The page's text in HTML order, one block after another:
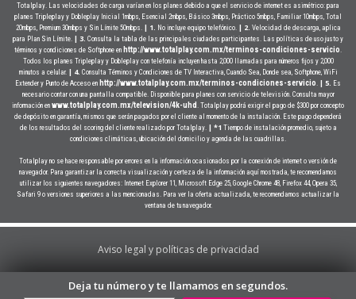
Totalplay. Las velocidades de carga varían en los planes debido a que el servicio de internet es asimétrico: para
planes Tripleplay y Dobleplay Inicial 1mbps, Esencial 2mbps, Básico 3mbps, Práctico 5mbps, Familiar 10mbps, Total
20mbps, Premium 30mbps y Sin Límite 50mbps. | 1. No incluye equipo telefónico. | 2. Velocidad de descarga, aplica
para Plan Sin Límite. | 3. Consulta la tabla de las principales ciudades participantes. Las políticas de uso justo y
términos y condiciones de Softphone en http://www.totalplay.com.mx/terminos-condiciones-servicio
Todos los planes Tripleplay y Dobleplay con telefonía incluyen hasta 2,000 llamadas para números fijos y 2,000
minutos a celular. | 4. Consulta Términos y Condiciones de TV Interactiva, Cuando Sea, Donde sea, Softphone, WiFi
Extender y Punto de Acceso en http://www.totalplay.com.mx/terminos-condiciones-servicio | 5. Es
necesario contar con una pantalla compatible. Disponible para planes con servicio de televisión. Consulta mayor
información en www.totalplay.com.mx/television/4k-uhd . Totalplay podrá exigir el pago de $300 por concepto
de depósito en garantía, mismos que serán pagados por el cliente al momento de la instalación. Este pago dependerá
de los resultados del scoring del cliente realizado por Totalplay. | *1 Tiempo de instalación promedio, sujeto a
condiciones climáticas, ubicación del domicilio y agenda de las cuadrillas.
Totalplay no se hace responsable por errores en la información ocasionados por la conexión de internet o versión de
navegador. Para garantizar la correcta visualización y certeza de la información aquí mostrada, te recomendamos
utilizar los siguientes navegadores: Internet Explorer 11, Microsoft Edge 25, Google Chrome 48, Firefox 44, Opera 35,
Safari 9 o versiones superiores a las mencionadas. Para ver la oferta actualizada, te recomendamos actualizar la
ventana de tu navegador.
Aviso legal y políticas de privacidad
Deja tu número yte llamamos en segundos.